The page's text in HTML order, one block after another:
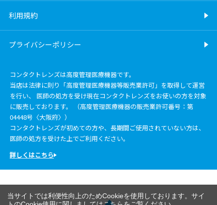
利用規約
プライバシーポリシー
コンタクトレンズは高度管理医療機器です。
当店は法律に則り「高度管理医療機器等販売業許可」を取得して運営
を行い、 医師の処方を受け現在コンタクトレンズをお使いの方を対象
に販売しております。 （高度管理医療機器の販売業許可番号：第
04448号〈大阪府〉）
コンタクトレンズが初めての方や、長期間ご使用されていない方は、
医師の処方を受けた上でご利用ください。
詳しくはこちら
当サイトでは利便性向上のためCookieを使用しております。サイ